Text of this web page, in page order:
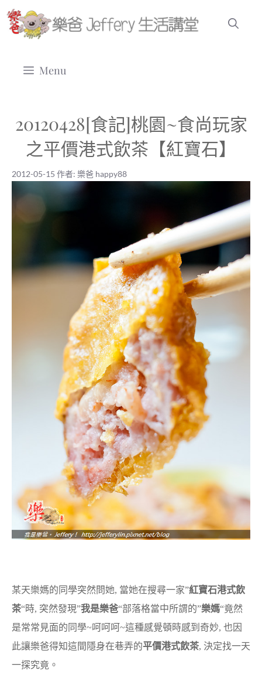
跳
至
Menu
20120428[食記]桃園~食尚玩家
之平價港式飲茶【紅寶石】
2012-05-15 | 樂爸 happy88
2012-05-15 作者: 樂爸 happy88
某天樂媽的同學突然問她, 當她在搜尋一家”紅寶石港式飲
茶“時, 突然發現”我是樂爸“部落格當中所謂的”樂媽“竟然
是常常見面的同學~呵呵呵~這種感覺頓時感到奇妙, 也因
此讓樂爸得知這間隱身在巷弄的平價港式飲茶, 決定找一天
一探究竟。